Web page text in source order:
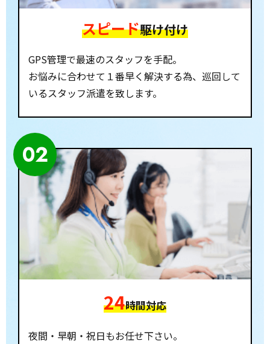
スピード駆け付け
GPS管理で最速のスタッフを手配。
お悩みに合わせて１番早く解決する為、巡回して
いるスタッフ派遣を致します。
02
24時間対応
夜間・早朝・祝日もお任せ下さい。